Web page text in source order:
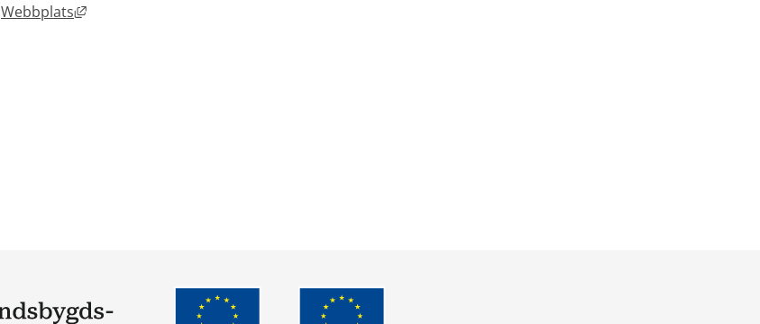
Webbplats
Länk till annan webbplats, öppnas i nytt fönster.